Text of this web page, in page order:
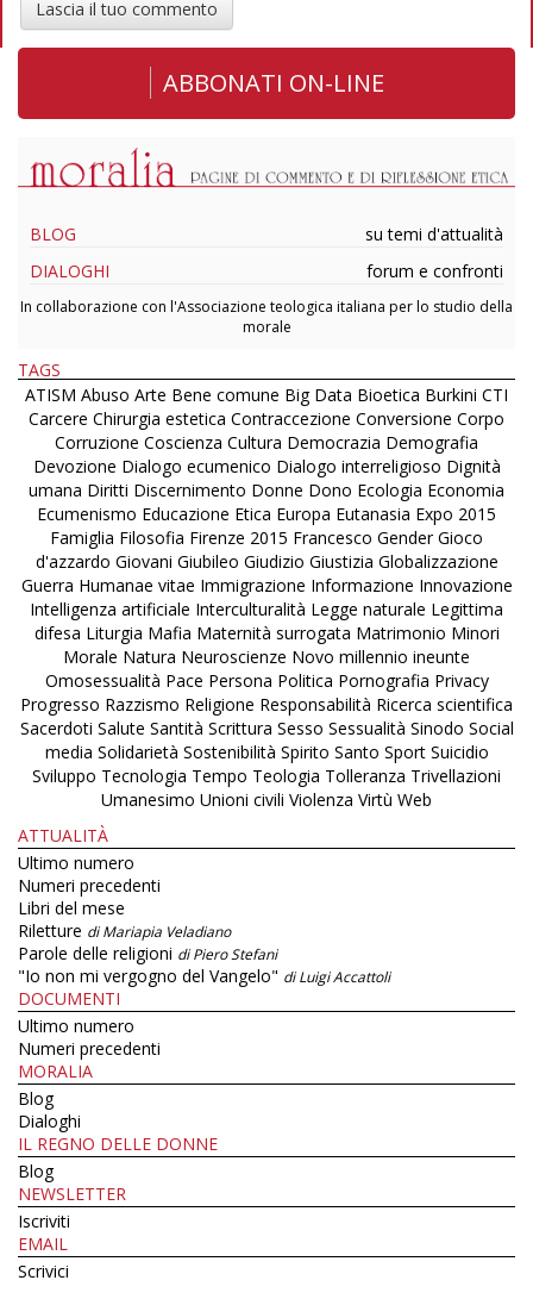
Lascia il tuo commento
ABBONATI ON-LINE
BLOG
su temi d'attualità
DIALOGHI
forum e confronti
In collaborazione con l'Associazione teologica italiana per lo studio della
morale
TAGS
ATISM Abuso Arte Bene comune Big Data Bioetica Burkini CTI
Carcere Chirurgia estetica Contraccezione Conversione Corpo
Corruzione Coscienza Cultura Democrazia Demografia
Devozione Dialogo ecumenico Dialogo interreligioso Dignità
umana Diritti Discernimento Donne Dono Ecologia Economia
Ecumenismo Educazione Etica Europa Eutanasia Expo 2015
Famiglia Filosofia Firenze 2015 Francesco Gender Gioco
d'azzardo Giovani Giubileo Giudizio Giustizia Globalizzazione
Guerra Humanae vitae Immigrazione Informazione Innovazione
Intelligenza artificiale Interculturalità Legge naturale Legittima
difesa Liturgia Mafia Maternità surrogata Matrimonio Minori
Morale Natura Neuroscienze Novo millennio ineunte
Omosessualità Pace Persona Politica Pornografia Privacy
Progresso Razzismo Religione Responsabilità Ricerca scientifica
Sacerdoti Salute Santità Scrittura Sesso Sessualità Sinodo Social
media Solidarietà Sostenibilità Spirito Santo Sport Suicidio
Sviluppo Tecnologia Tempo Teologia Tolleranza Trivellazioni
Umanesimo Unioni civili Violenza Virtù Web
ATTUALITÀ
Ultimo numero
Numeri precedenti
Libri del mese
Riletture di Mariapia Veladiano
Parole delle religioni di Piero Stefani
"Io non mi vergogno del Vangelo" di Luigi Accattoli
DOCUMENTI
Ultimo numero
Numeri precedenti
MORALIA
Blog
Dialoghi
IL REGNO DELLE DONNE
Blog
NEWSLETTER
Iscriviti
EMAIL
Scrivici